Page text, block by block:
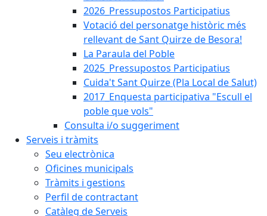
2026_Pressupostos Participatius
Votació del personatge històric més
rellevant de Sant Quirze de Besora!
La Paraula del Poble
2025_Pressupostos Participatius
Cuida't Sant Quirze (Pla Local de Salut)
2017_Enquesta participativa "Escull el
poble que vols"
Consulta i/o suggeriment
Serveis i tràmits
Seu electrònica
Oficines municipals
Tràmits i gestions
Perfil de contractant
Catàleg de Serveis